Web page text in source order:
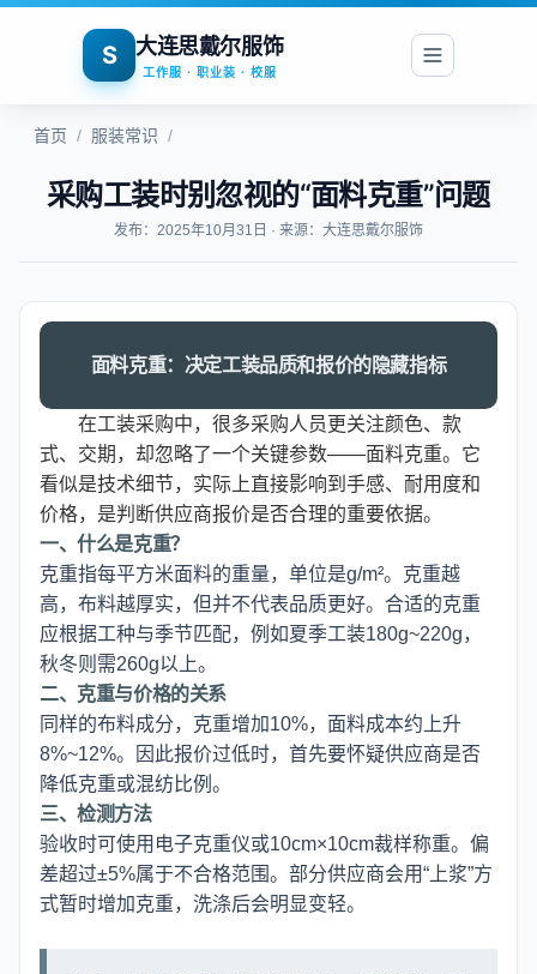
S 大连思戴尔服饰
工作服 · 职业装 · 校服
首页 / 服装常识 /
采购工装时别忽视的“面料克重”问题
发布：2025年10月31日 · 来源：大连思戴尔服饰
面料克重：决定工装品质和报价的隐藏指标
在工装采购中，很多采购人员更关注颜色、款
式、交期，却忽略了一个关键参数——面料克重。它
看似是技术细节，实际上直接影响到手感、耐用度和
价格，是判断供应商报价是否合理的重要依据。
一、什么是克重？
克重指每平方米面料的重量，单位是g/m²。克重越
高，布料越厚实，但并不代表品质更好。合适的克重
应根据工种与季节匹配，例如夏季工装180g~220g，
秋冬则需260g以上。
二、克重与价格的关系
同样的布料成分，克重增加10%，面料成本约上升
8%~12%。因此报价过低时，首先要怀疑供应商是否
降低克重或混纺比例。
三、检测方法
验收时可使用电子克重仪或10cm×10cm裁样称重。偏
差超过±5%属于不合格范围。部分供应商会用“上浆”方
式暂时增加克重，洗涤后会明显变轻。